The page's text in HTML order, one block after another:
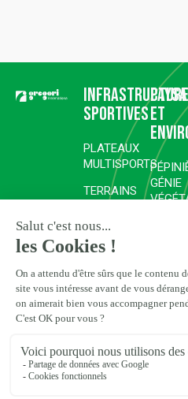
sportives
PLATEAUX
MULTISPORTS
TERRAINS
COMPLEXES
GOLFIQUES
COMPLEXES
HIPPIQUES,
ÉQUESTRES
ET POLO
et
GÉNIE